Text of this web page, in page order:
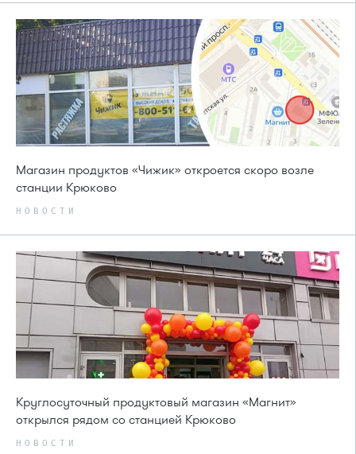
Магазин продуктов «Чижик» откроется скоро возле
станции Крюково
НОВОСТИ
Круглосуточный продуктовый магазин «Магнит»
открылся рядом со станцией Крюково
НОВОСТИ